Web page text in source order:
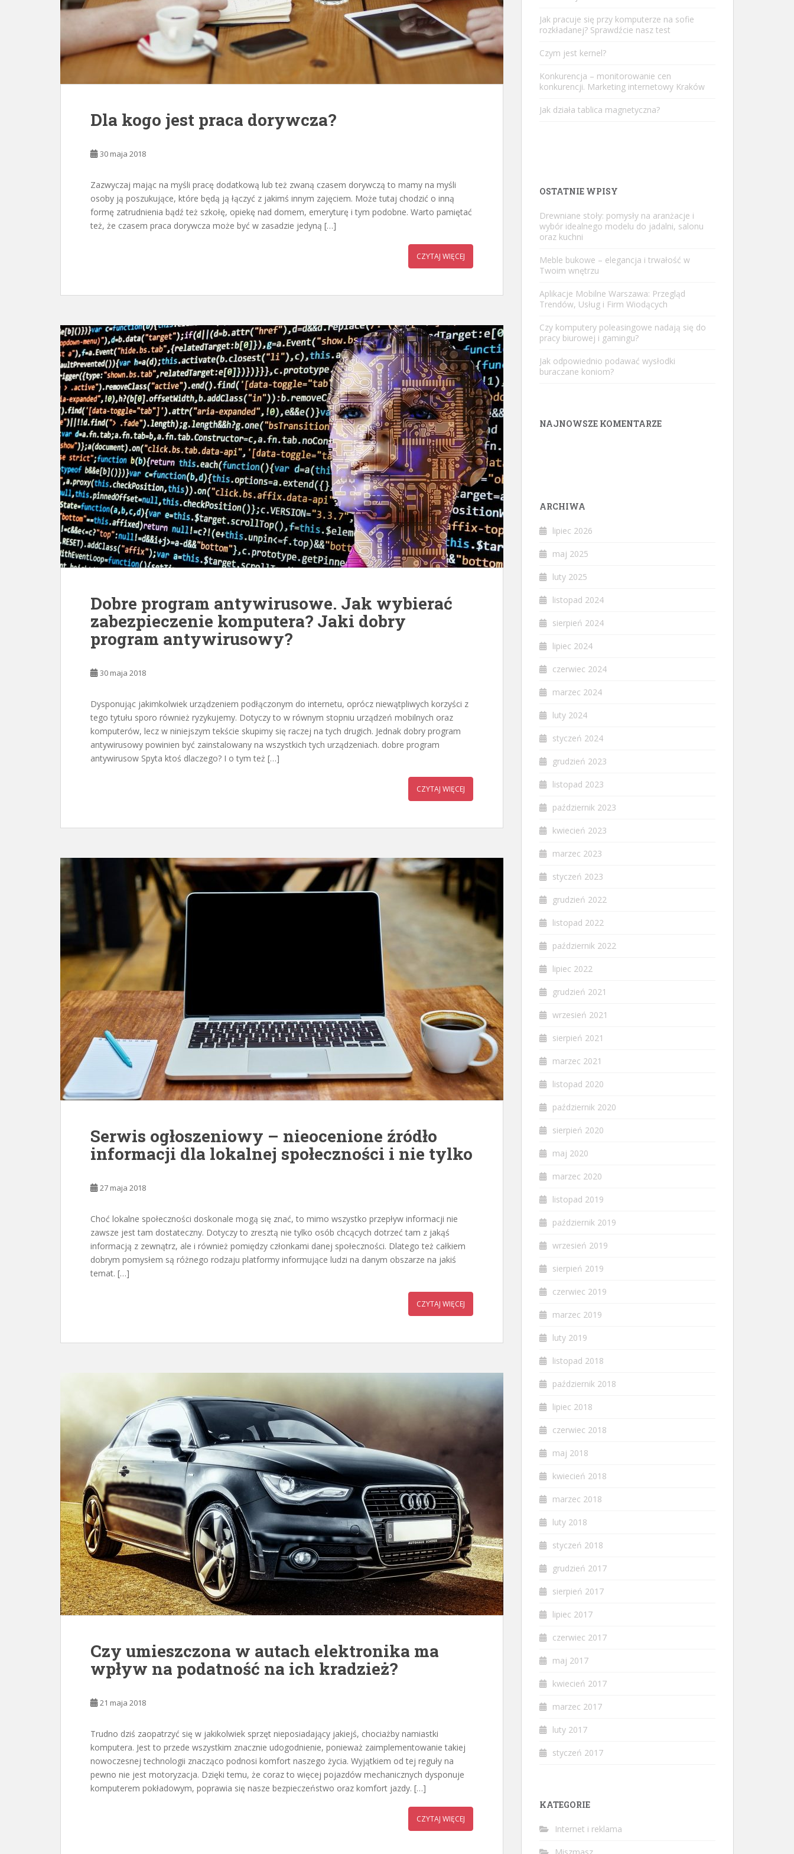
Dla kogo jest praca dorywcza?
30 maja 2018
Zazwyczaj mając na myśli pracę dodatkową lub też zwaną czasem dorywczą to mamy na myśli
osoby ją poszukujące, które będą ją łączyć z jakimś innym zajęciem. Może tutaj chodzić o inną
formę zatrudnienia bądź też szkołę, opiekę nad domem, emeryturę i tym podobne. Warto pamiętać
też, że czasem praca dorywcza może być w zasadzie jedyną […]
CZYTAJ WIĘCEJ
Dobre program antywirusowe. Jak wybierać
zabezpieczenie komputera? Jaki dobry
program antywirusowy?
30 maja 2018
Dysponując jakimkolwiek urządzeniem podłączonym do internetu, oprócz niewątpliwych korzyści z
tego tytułu sporo również ryzykujemy. Dotyczy to w równym stopniu urządzeń mobilnych oraz
komputerów, lecz w niniejszym tekście skupimy się raczej na tych drugich. Jednak dobry program
antywirusowy powinien być zainstalowany na wszystkich tych urządzeniach. dobre program
antywirusow Spyta ktoś dlaczego? I o tym też […]
CZYTAJ WIĘCEJ
Serwis ogłoszeniowy – nieocenione źródło
informacji dla lokalnej społeczności i nie tylko
27 maja 2018
Choć lokalne społeczności doskonale mogą się znać, to mimo wszystko przepływ informacji nie
zawsze jest tam dostateczny. Dotyczy to zresztą nie tylko osób chcących dotrzeć tam z jakąś
informacją z zewnątrz, ale i również pomiędzy członkami danej społeczności. Dlatego też całkiem
dobrym pomysłem są różnego rodzaju platformy informujące ludzi na danym obszarze na jakiś
temat. […]
CZYTAJ WIĘCEJ
Czy umieszczona w autach elektronika ma
wpływ na podatność na ich kradzież?
21 maja 2018
Trudno dziś zaopatrzyć się w jakikolwiek sprzęt nieposiadający jakiejś, chociażby namiastki
komputera. Jest to przede wszystkim znacznie udogodnienie, ponieważ zaimplementowanie takiej
nowoczesnej technologii znacząco podnosi komfort naszego życia. Wyjątkiem od tej reguły na
pewno nie jest motoryzacja. Dzięki temu, że coraz to więcej pojazdów mechanicznych dysponuje
komputerem pokładowym, poprawia się nasze bezpieczeństwo oraz komfort jazdy. […]
CZYTAJ WIĘCEJ
Jak pracuje się przy komputerze na sofie
rozkładanej? Sprawdźcie nasz test
Czym jest kernel?
Konkurencja – monitorowanie cen
konkurencji. Marketing internetowy Kraków
Jak działa tablica magnetyczna?
OSTATNIE WPISY
Drewniane stoły: pomysły na aranżacje i
wybór idealnego modelu do jadalni, salonu
oraz kuchni
Meble bukowe – elegancja i trwałość w
Twoim wnętrzu
Aplikacje Mobilne Warszawa: Przegląd
Trendów, Usług i Firm Wiodących
Czy komputery poleasingowe nadają się do
pracy biurowej i gamingu?
Jak odpowiednio podawać wysłodki
buraczane koniom?
NAJNOWSZE KOMENTARZE
ARCHIWA
lipiec 2026
maj 2025
luty 2025
listopad 2024
sierpień 2024
lipiec 2024
czerwiec 2024
marzec 2024
luty 2024
styczeń 2024
grudzień 2023
listopad 2023
październik 2023
kwiecień 2023
marzec 2023
styczeń 2023
grudzień 2022
listopad 2022
październik 2022
lipiec 2022
grudzień 2021
wrzesień 2021
sierpień 2021
marzec 2021
listopad 2020
październik 2020
sierpień 2020
maj 2020
marzec 2020
listopad 2019
październik 2019
wrzesień 2019
sierpień 2019
czerwiec 2019
marzec 2019
luty 2019
listopad 2018
październik 2018
lipiec 2018
czerwiec 2018
maj 2018
kwiecień 2018
marzec 2018
luty 2018
styczeń 2018
grudzień 2017
sierpień 2017
lipiec 2017
czerwiec 2017
maj 2017
kwiecień 2017
marzec 2017
luty 2017
styczeń 2017
KATEGORIE
Internet i reklama